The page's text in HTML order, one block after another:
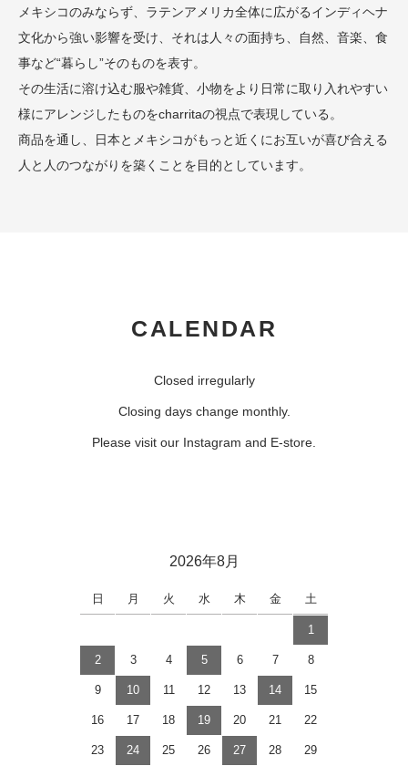
メキシコのみならず、ラテンアメリカ全体に広がるインディヘナ
文化から強い影響を受け、それは人々の面持ち、自然、音楽、食
事など“暮らし”そのものを表す。
その生活に溶け込む服や雑貨、小物をより日常に取り入れやすい
様にアレンジしたものをcharritaの視点で表現している。
商品を通し、日本とメキシコがもっと近くにお互いが喜び合える
人と人のつながりを築くことを目的としています。
CALENDAR
Closed irregularly
Closing days change monthly.
Please visit our Instagram and E-store.
2026年8月
日 月 火 水 木 金 土
1
2 3 4 5 6 7 8
9 10 11 12 13 14 15
16 17 18 19 20 21 22
23 24 25 26 27 28 29